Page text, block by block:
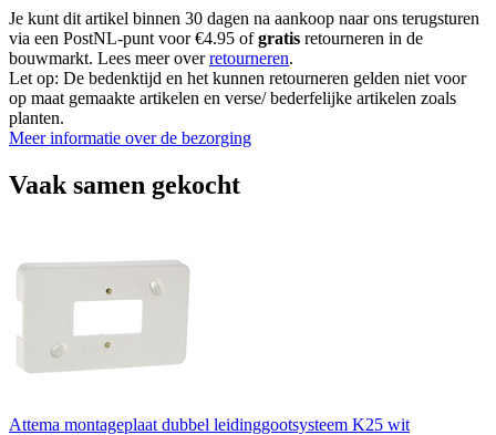
Je kunt dit artikel binnen 30 dagen na aankoop naar ons terugsturen
via een PostNL-punt voor €4.95 ofgratis retourneren in de
bouwmarkt. Lees meer overretourneren.
Let op: De bedenktijd en het kunnen retourneren gelden niet voor
op maat gemaakte artikelen en verse/ bederfelijke artikelen zoals
planten.
Meer informatie over de bezorging
Vaak samen gekocht
Attema montageplaat dubbel leidinggootsysteem K25 wit